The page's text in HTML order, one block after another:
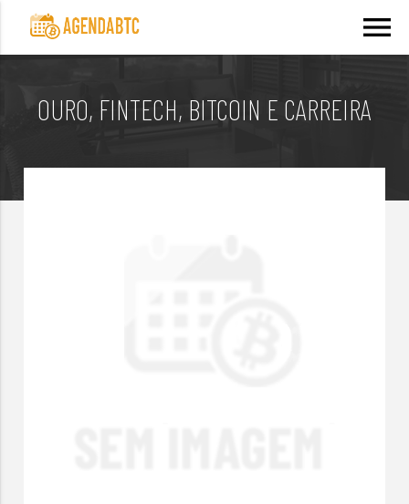
menu
OURO, FINTECH, BITCOIN E CARREIRA